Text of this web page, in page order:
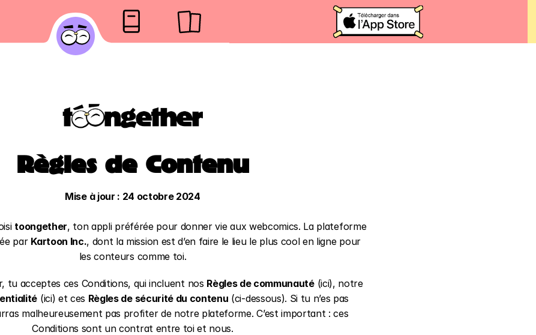
Règles de Contenu
Mise à jour : 24 octobre 2024
toongether, ton appli préférée pour donner vie aux webcomics. La plateforme
par Kartoon Inc., dont la mission est d’en faire le lieu le plus cool en ligne pour
les conteurs comme toi.
tu acceptes ces Conditions, qui incluent nos Règles de communauté
(ici), notre
(ici) et ces Règles de sécurité du contenu (ci-dessous). Si tu n’es pas
malheureusement pas profiter de notre plateforme. C’est important : ces
Conditions sont un contrat entre toi et nous.